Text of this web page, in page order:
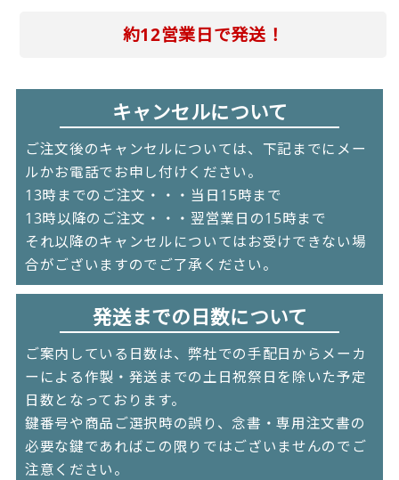
約12営業日で発送！
キャンセルについて
ご注文後のキャンセルについては、下記までにメー
ルかお電話でお申し付けください。
13時までのご注文・・・当日15時まで
13時以降のご注文・・・翌営業日の15時まで
それ以降のキャンセルについてはお受けできない場
合がございますのでご了承ください。
発送までの日数について
ご案内している日数は、弊社での手配日からメーカ
ーによる作製・発送までの土日祝祭日を除いた予定
日数となっております。
鍵番号や商品ご選択時の誤り、念書・専用注文書の
必要な鍵であればこの限りではございませんのでご
注意ください。